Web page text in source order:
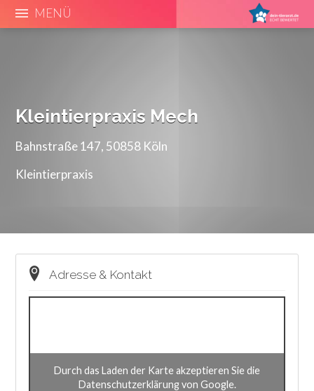
MENÜ
Kleintierpraxis Mech
Bahnstraße 147, 50858 Köln
Kleintierpraxis
Adresse & Kontakt
Durch das Laden der Karte akzeptieren Sie die
Datenschutzerklärung von Google.